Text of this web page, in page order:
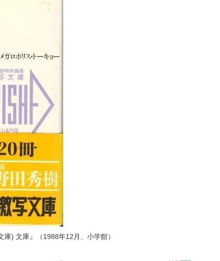
) 文庫』（1988年12月、小学館）